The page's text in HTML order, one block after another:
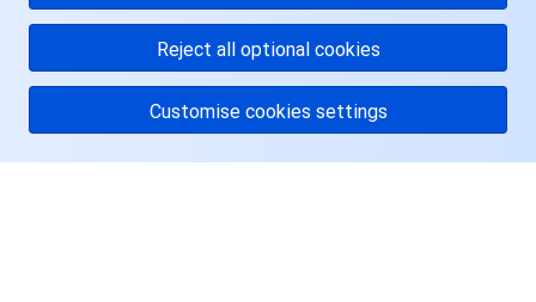
Reject all optional cookies
Customise cookies settings